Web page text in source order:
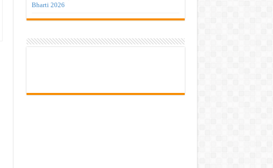
Bharti 2026